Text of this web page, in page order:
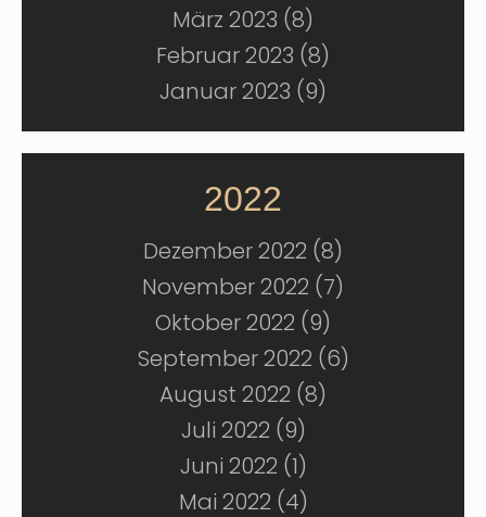
März 2023 (8)
Februar 2023 (8)
Januar 2023 (9)
2022
Dezember 2022 (8)
November 2022 (7)
Oktober 2022 (9)
September 2022 (6)
August 2022 (8)
Juli 2022 (9)
Juni 2022 (1)
Mai 2022 (4)